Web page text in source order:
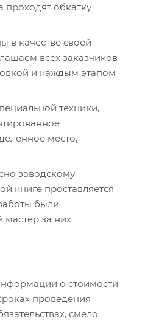
проходят обкатку
в качестве своей
всех заказчиков
и каждым этапом
техники,
место,
заводскому
книге проставляется
были
мастер за них
о стоимости
проведения
смело